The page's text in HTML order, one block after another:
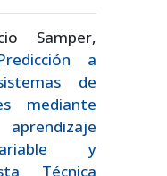
Samper,
a
de
mediante
y
Técnica